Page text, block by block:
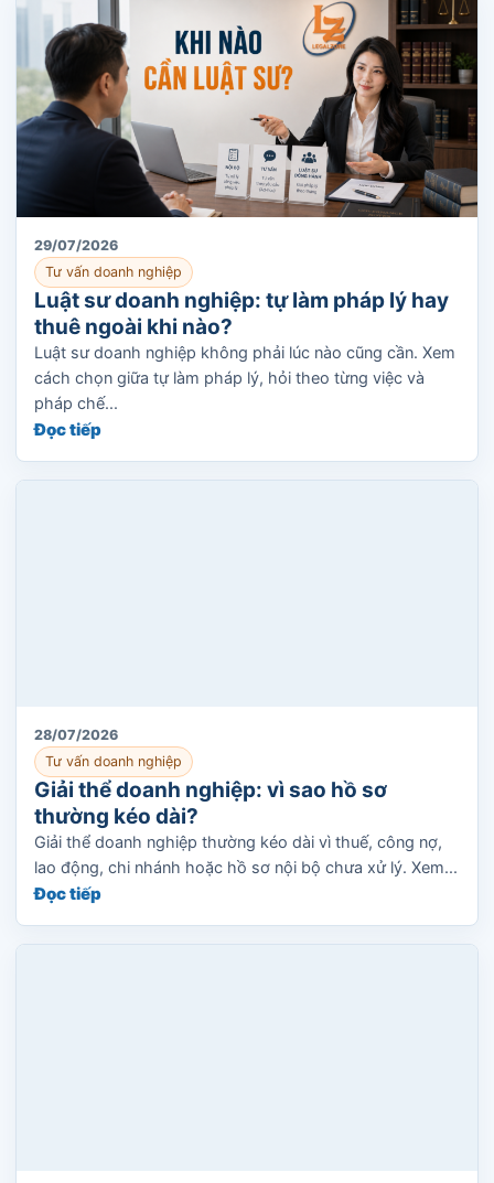
29/07/2026
Tư vấn doanh nghiệp
Luật sư doanh nghiệp: tự làm pháp lý hay
thuê ngoài khi nào?
Luật sư doanh nghiệp không phải lúc nào cũng cần. Xem
cách chọn giữa tự làm pháp lý, hỏi theo từng việc và
pháp chế...
Đọc tiếp
28/07/2026
Tư vấn doanh nghiệp
Giải thể doanh nghiệp: vì sao hồ sơ
thường kéo dài?
Giải thể doanh nghiệp thường kéo dài vì thuế, công nợ,
lao động, chi nhánh hoặc hồ sơ nội bộ chưa xử lý. Xem...
Đọc tiếp